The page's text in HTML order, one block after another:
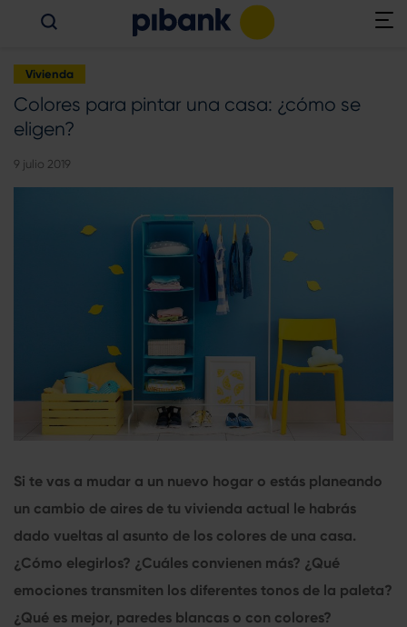
Vivienda
Colores para pintar una casa: ¿cómo se
eligen?
9 julio 2019
Si te vas a mudar a un nuevo hogar o estás planeando
un cambio de aires de tu vivienda actual le habrás
dado vueltas al asunto de los colores de una casa.
¿Cómo elegirlos? ¿Cuáles convienen más? ¿Qué
emociones transmiten los diferentes tonos de la paleta?
¿Qué es mejor, paredes blancas o con colores?